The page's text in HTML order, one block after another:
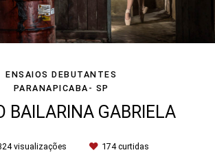
ENSAIOS DEBUTANTES
PARANAPICABA- SP
BAILARINA GABRIELA
visualizações 174curtidas